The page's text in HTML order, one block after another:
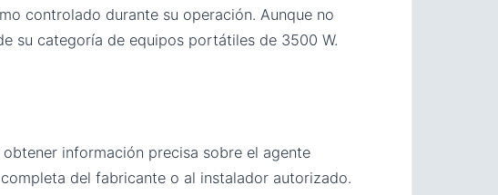
controlado durante su operación. Aunque no
su categoría de equipos portátiles de 3500 W.
información precisa sobre el agente
del fabricante o al instalador autorizado.